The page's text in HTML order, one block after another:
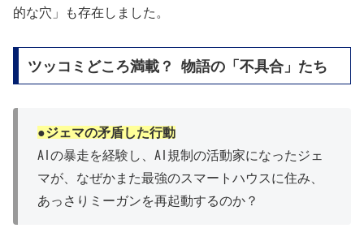
的な穴」も存在しました。
ツッコミどころ満載？ 物語の「不具合」たち
●ジェマの矛盾した行動
AIの暴走を経験し、AI規制の活動家になったジェ
マが、なぜかまた最強のスマートハウスに住み、
あっさりミーガンを再起動するのか？